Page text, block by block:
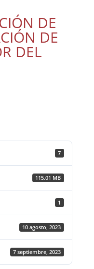
DE
DE
DEL
7
115.01 MB
1
10 agosto, 2023
7 septiembre, 2023